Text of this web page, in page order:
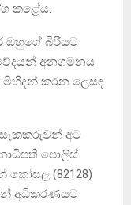
කළේය.
ඔහුගේ බිරියට
අනගමනය
මිහිදන් කරන ලෙසද
අට
පොලිස්
කෝසල (82128)
අධිකරණයට